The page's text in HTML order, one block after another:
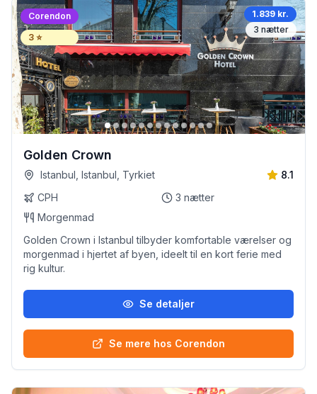
Corendon
3 ⭐
1.839 kr.
3 nætter
Golden Crown
Istanbul, Istanbul, Tyrkiet
8.1
CPH
3 nætter
Morgenmad
Golden Crown i Istanbul tilbyder komfortable værelser og
morgenmad i hjertet af byen, ideelt til en kort ferie med
rig kultur.
Se detaljer
Se mere hos Corendon